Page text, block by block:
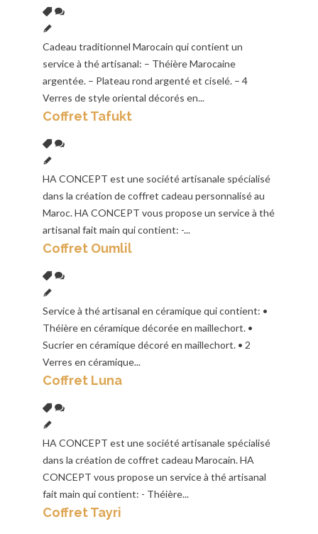
Cadeau traditionnel Marocain qui contient un
service à thé artisanal: – Théière Marocaine
argentée. – Plateau rond argenté et ciselé. – 4
Verres de style oriental décorés en...
Coffret Tafukt
HA CONCEPT est une société artisanale spécialisé
dans la création de coffret cadeau personnalisé au
Maroc. HA CONCEPT vous propose un service à thé
artisanal fait main qui contient: -...
Coffret Oumlil
Service à thé artisanal en céramique qui contient: •
Théière en céramique décorée en maillechort. •
Sucrier en céramique décoré en maillechort. • 2
Verres en céramique...
Coffret Luna
HA CONCEPT est une société artisanale spécialisé
dans la création de coffret cadeau Marocain. HA
CONCEPT vous propose un service à thé artisanal
fait main qui contient: - Théière...
Coffret Tayri